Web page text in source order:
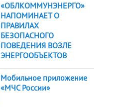
«ОБЛКОММУНЭНЕРГО»
НАПОМИНАЕТ О
ПРАВИЛАХ
БЕЗОПАСНОГО
ПОВЕДЕНИЯ ВОЗЛЕ
ЭНЕРГООБЪЕКТОВ
Мобильное приложение
«МЧС России»